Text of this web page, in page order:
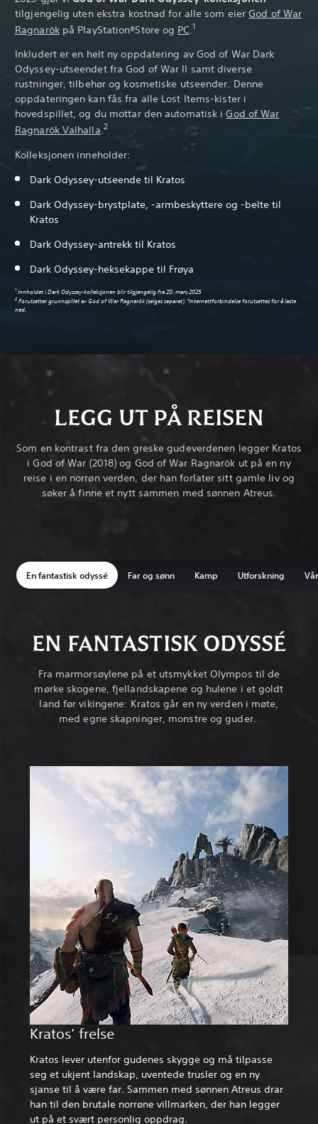
tilgjengelig uten ekstra kostnad for alle som eierGod of War
Ragnarökpå PlayStation®Store og PC 1
Inkludert er en helt ny oppdatering av God of War Dark
Odyssey-utseendet fra God of War II samt diverse
rustninger, tilbehør og kosmetiske utseender. Denne
oppdateringen kan fås fra alle Lost Items-kister i
hovedspillet, og du mottar den automatisk iGod of War
Ragnarök Valhalla.2
Kolleksjonen inneholder:
Dark Odyssey-utseende til Kratos
Dark Odyssey-brystplate, -armbeskyttere og -belte til
Kratos
Dark Odyssey-antrekk til Kratos
Dark Odyssey-heksekappe til Frøya
1 Innholdet i Dark Odyssey-kolleksjonen blir tilgjengelig fra 20. mars 2025
2Forutsetter grunnspillet av God of War Ragnarök (selges separat). *Internettforbindelse forutsettes for å laste
ned.
LEGG UT PÅ REISEN
Som en kontrast fra den greske gudeverdenen legger Kratos
i God of War (2018) og God of War Ragnarök ut på en ny
reise i en norrøn verden, der han forlater sitt gamle liv og
søker å finne et nytt sammen med sønnen Atreus.
En fantastisk odyssé Far og sønn Kamp Utforskning
EN FANTASTISK ODYSSÉ
Fra marmorsøylene på et utsmykket Olympos til de
mørke skogene, fjellandskapene og hulene i et goldt
land før vikingene: Kratos går en ny verden i møte,
med egne skapninger, monstre og guder.
Kratos’ frelse
Kratos lever utenfor gudenes skygge og må tilpasse
seg et ukjent landskap, uventede trusler og en ny
sjanse til å være far. Sammen med sønnen Atreus drar
han til den brutale norrøne villmarken, der han legger
ut på et svært personlig oppdrag.